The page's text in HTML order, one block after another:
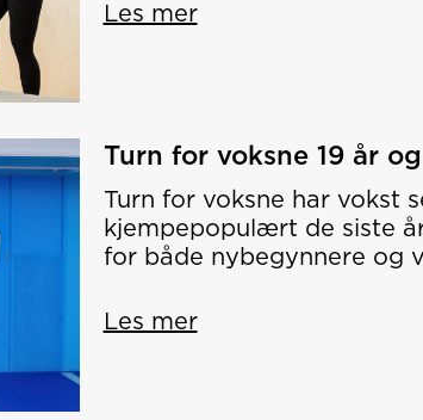
Les mer
Turn for voksne 19 år
Turn for voksne har vokst
kjempepopulært de siste
for både nybegynnere og
Les mer